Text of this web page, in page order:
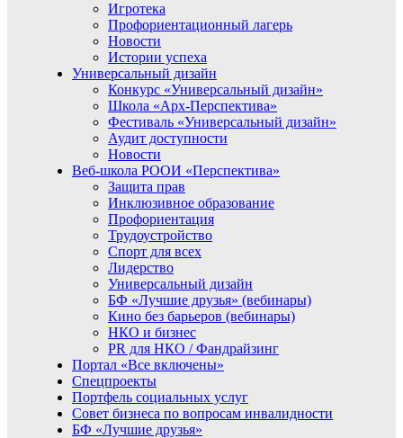
Игротека
Профориентационный лагерь
Новости
Истории успеха
Универсальный дизайн
Конкурс «Универсальный дизайн»
Школа «Арх-Перспектива»
Фестиваль «Универсальный дизайн»
Аудит доступности
Новости
Веб-школа РООИ «Перспектива»
Защита прав
Инклюзивное образование
Профориентация
Трудоустройство
Спорт для всех
Лидерство
Универсальный дизайн
БФ «Лучшие друзья» (вебинары)
Кино без барьеров (вебинары)
НКО и бизнес
PR для НКО / Фандрайзинг
Портал «Все включены»
Спецпроекты
Портфель социальных услуг
Совет бизнеса по вопросам инвалидности
БФ «Лучшие друзья»